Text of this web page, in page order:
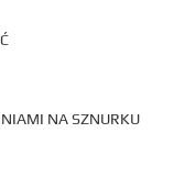
NA SZNURKU